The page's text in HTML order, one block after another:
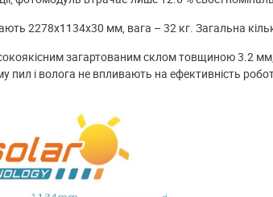
2278х1134х30 мм, вага – 32 кг. Загальна
загартованим склом товщиною 3.2 мм,
пил і волога не впливають на ефективність